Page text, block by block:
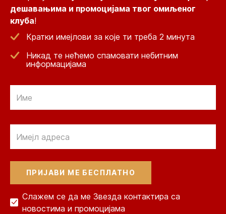
дешавањима и промоцијама твог омиљеног
клуба!
Кратки имејлови за које ти треба 2 минута
Никад те нећемо спамовати небитним
информацијама
Слажем се да ме Звезда контактира са
новостима и промоцијама